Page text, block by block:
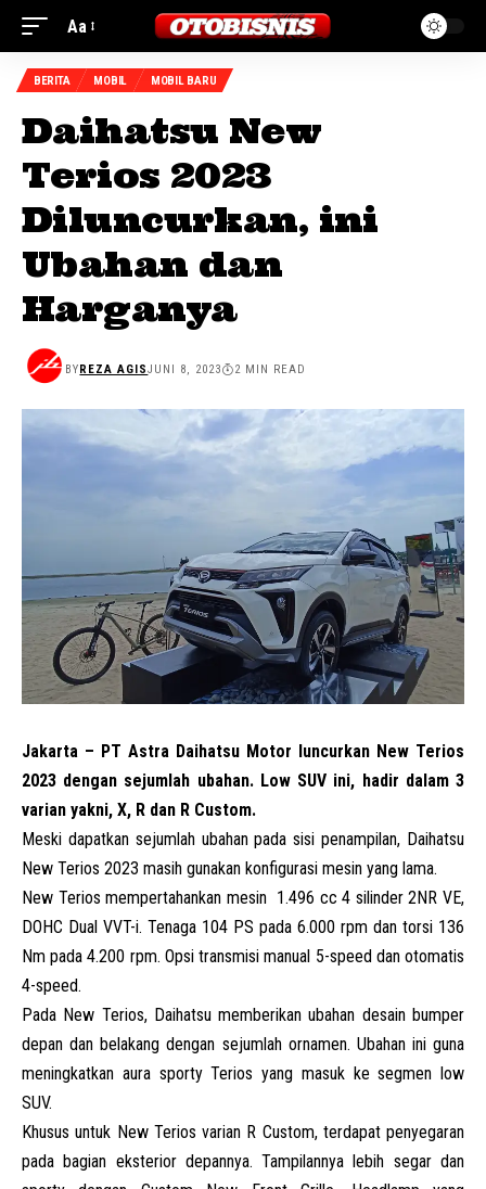
Aa
BERITA MOBIL MOBIL BARU
Daihatsu New
Terios 2023
Diluncurkan, ini
Ubahan dan
Harganya
BYREZA AGISJUNI 8, 2023 2 MIN READ
Jakarta – PT Astra Daihatsu Motor luncurkan New Terios
2023 dengan sejumlah ubahan. Low SUV ini, hadir dalam 3
varian yakni, X, R dan R Custom.
Meski dapatkan sejumlah ubahan pada sisi penampilan, Daihatsu
New Terios 2023 masih gunakan konfigurasi mesin yang lama.
New Terios mempertahankan mesin 1.496 cc 4 silinder 2NR VE,
DOHC Dual VVT-i. Tenaga 104 PS pada 6.000 rpm dan torsi 136
Nm pada 4.200 rpm. Opsi transmisi manual 5-speed dan otomatis
4-speed.
Pada New Terios, Daihatsu memberikan ubahan desain bumper
depan dan belakang dengan sejumlah ornamen. Ubahan ini guna
meningkatkan aura sporty Terios yang masuk ke segmen low
SUV.
Khusus untuk New Terios varian R Custom, terdapat penyegaran
pada bagian eksterior depannya. Tampilannya lebih segar dan